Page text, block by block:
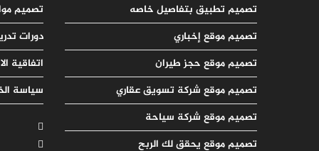
تصميم
دورات
اتفاقية
سياسة
تصميم تطبيق بتفاصيل خاصه
تصميم موقع إخباري
تصميم موقع حجز طيران
تصميم موقع شركة تسويق عقاري
تصميم موقع شركة سياحة
تصميم موقع يحقق لك الربح